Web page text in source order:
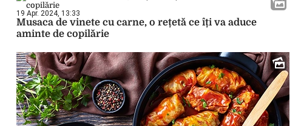
19 Apr. 2024, 13:33
Musaca de vinete cu carne, o rețetă ce îți va aduce
aminte de copilărie